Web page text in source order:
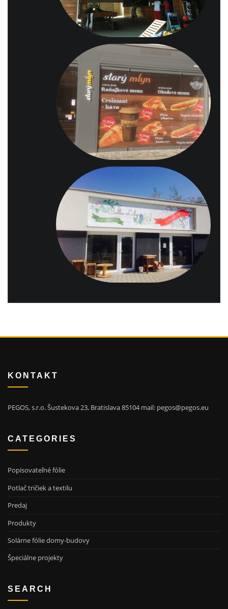
KONTAKT
PEGOS, s.r.o. Šustekova 23, Bratislava 85104 mail: pegos@pegos.eu
CATEGORIES
Popisovateľné fólie
Potlač tričiek a textilu
Predaj
Produkty
Solárne fólie domy-budovy
Špeciálne projekty
SEARCH